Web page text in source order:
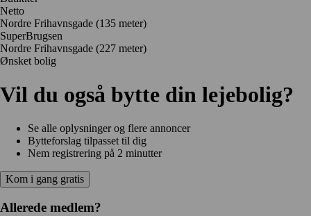
Netto
Nordre Frihavnsgade (135 meter)
SuperBrugsen
Nordre Frihavnsgade (227 meter)
Ønsket bolig
Vil du også bytte din lejebolig?
Se alle oplysninger og flere annoncer
Bytteforslag tilpasset til dig
Nem registrering på 2 minutter
Kom i gang gratis
Allerede medlem?